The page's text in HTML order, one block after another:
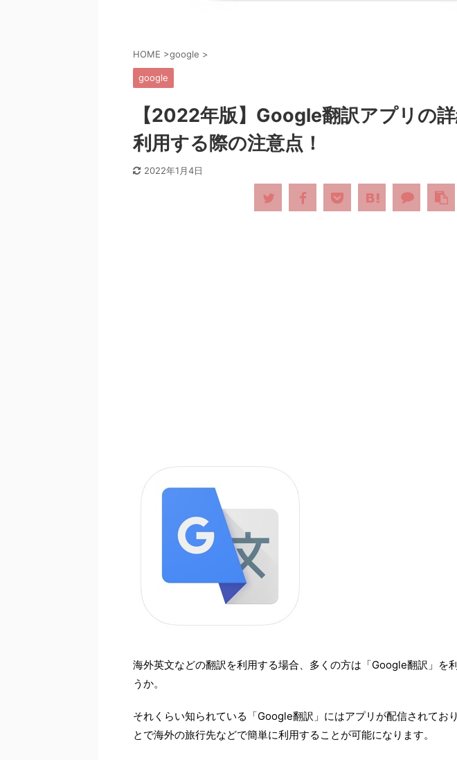
HOME >google >
google
【2022年版】Google翻訳アプリの
利用する際の注意点！
2022年1月4日
海外英文などの翻訳を利用する場合、多くの方は「Google翻訳」を
うか。
それくらい知られている「Google翻訳」にはアプリが配信されてお
とで海外の旅行先などで簡単に利用することが可能になります。